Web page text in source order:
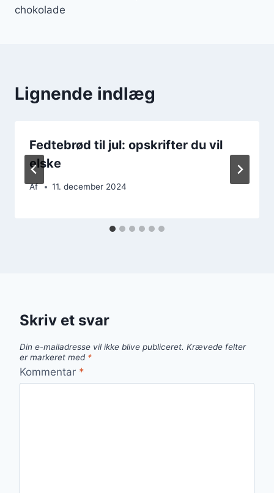
chokolade
Lignende indlæg
Fedtebrød til jul: opskrifter du vil
elske
Af 11. december 2024
Skriv et svar
Din e-mailadresse vil ikke blive publiceret. Krævede felter
er markeret med *
Kommentar *